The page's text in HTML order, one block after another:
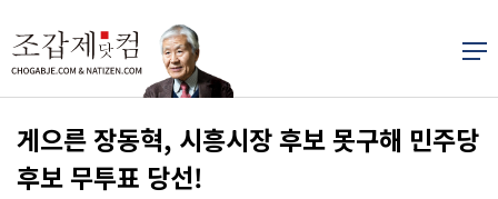
게으른 장동혁, 시흥시장 후보 못구해 민주당
후보 무투표 당선!